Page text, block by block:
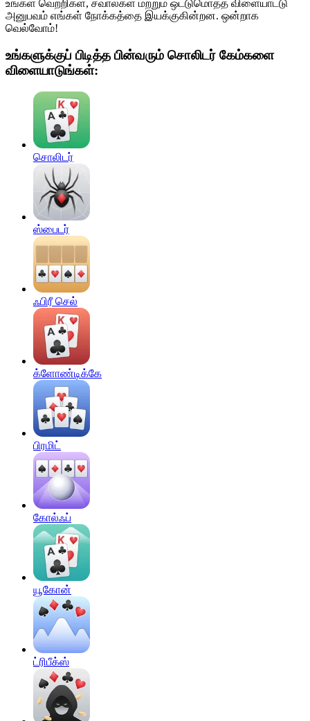
உங்கள் வெற்றிகள், சவால்கள் மற்றும் ஒட்டுமொத்த விளையாட்டு
அனுபவம் எங்கள் நோக்கத்தை இயக்குகின்றன. ஒன்றாக
வெல்வோம்!
உங்களுக்குப் பிடித்த பின்வரும் சொலிடர் கேம்களை
விளையாடுங்கள்:
சொலிடர்
ஸ்பைடர்
ஃபிரீ செல்
க்ளோண்டிக்கே
பிரமிட்
கோல்ஃப்
யூகோன்
ட்ரிபீக்ஸ்